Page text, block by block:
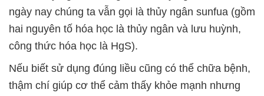
ngày nay chúng ta vẫn gọi là thủy ngân sunfua (gồm
hai nguyên tố hóa học là thủy ngân và lưu huỳnh,
công thức hóa học là HgS).
Nếu biết sử dụng đúng liều cũng có thể chữa bệnh,
thậm chí giúp cơ thể cảm thấy khỏe mạnh nhưng